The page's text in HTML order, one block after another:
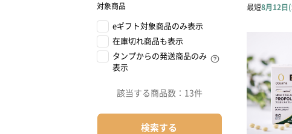
対象商品
eギフト対象商品のみ表示
在庫切れ商品も表示
タンプからの発送商品のみ
表示
該当する商品数： 13件
検索する